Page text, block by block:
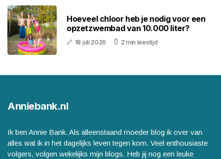
Hoeveel chloor heb je nodig voor een
opzetzwembad van 10.000 liter?
18 juli 2026 2 min leestijd
Anniebank.nl
Ik ben Annie Bank. Als alleenstaand moeder blog ik over van
alles wat ik in het dagelijks leven tegen kom. Veel enthousiaste
volgers, volgen wekelijks mijn blogs. Heb jij nog een leuke